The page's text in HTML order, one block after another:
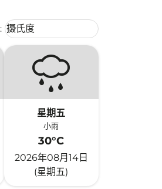
: Weather unit option 摄氏度
摄氏度
keyboard_arrow_down
星期五
小雨
30°C
2026年08月14日
(星期五)